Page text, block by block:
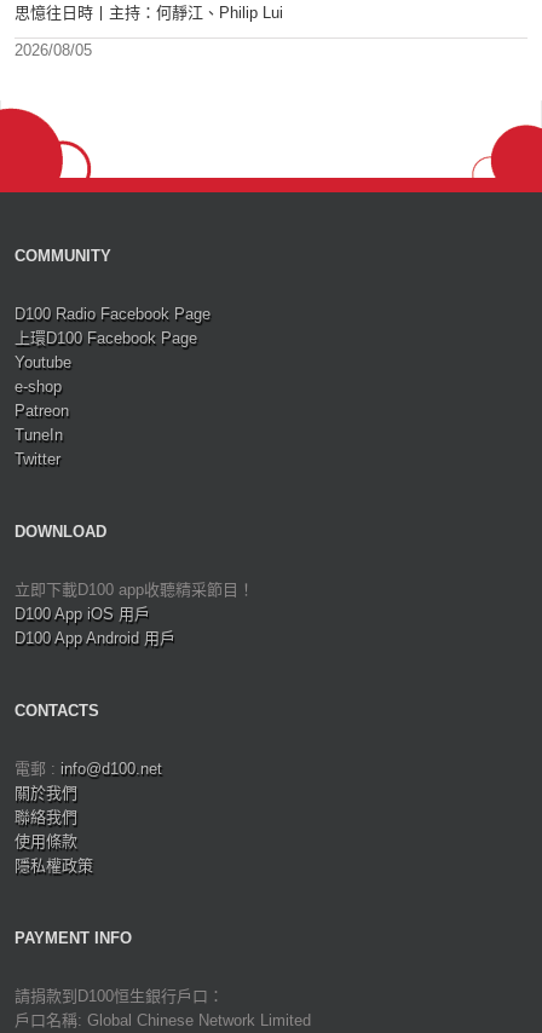
思憶往日時丨主持：何靜江、Philip Lui
2026/08/05
COMMUNITY
D100 Radio Facebook Page
上環D100 Facebook Page
Youtube
e-shop
Patreon
TuneIn
Twitter
DOWNLOAD
立即下載D100 app收聽精采節目！
D100 App iOS 用戶
D100 App Android 用戶
CONTACTS
電郵 : info@d100.net
關於我們
聯絡我們
使用條款
隱私權政策
PAYMENT INFO
請捐款到D100恒生銀行戶口：
戶口名稱: Global Chinese Network Limited